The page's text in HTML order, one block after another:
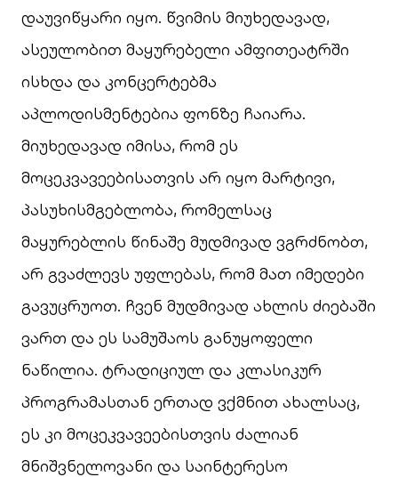
დაუვიწყარი იყო. წვიმის მიუხედავად,
ასეულობით მაყურებელი ამფითეატრში
ისხდა და კონცერტებმა
აპლოდისმენტებია ფონზე ჩაიარა.
მიუხედავად იმისა, რომ ეს
მოცეკვავეებისათვის არ იყო მარტივი,
პასუხისმგებლობა, რომელსაც
მაყურებლის წინაშე მუდმივად ვგრძნობთ,
არ გვაძლევს უფლებას, რომ მათ იმედები
გავუცრუოთ. ჩვენ მუდმივად ახლის ძიებაში
ვართ და ეს სამუშაოს განუყოფელი
ნაწილია. ტრადიციულ და კლასიკურ
პროგრამასთან ერთად ვქმნით ახალსაც,
ეს კი მოცეკვავეებისთვის ძალიან
მნიშვნელოვანი და საინტერესო